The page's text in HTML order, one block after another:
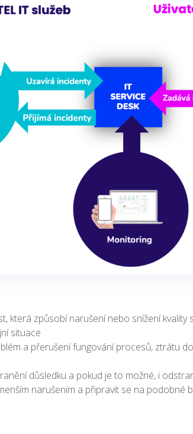
která způsobí narušení nebo snížení kvality
situace
a přerušení fungování procesů, ztrátu
důsledku a pokud je to možné, i
narušením a připravit se na podobné